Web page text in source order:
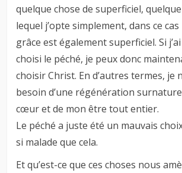
quelque chose de superficiel,
lequel j’opte simplement, dans ce
grâce est également superficiel. Si
choisi le péché, je peux donc
choisir Christ. En d’autres termes, je
besoin d’une régénération
cœur et de mon être tout entier.
Le péché a juste été un mauvais
si malade que cela.
Et qu’est-ce que ces choses nous